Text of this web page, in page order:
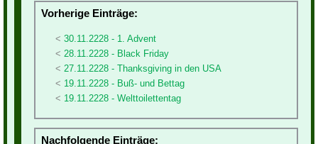
Vorherige Einträge:
30.11.2228 - 1. Advent
28.11.2228 - Black Friday
27.11.2228 - Thanksgiving in den USA
19.11.2228 - Buß- und Bettag
19.11.2228 - Welttoilettentag
Nachfolgende Einträge: